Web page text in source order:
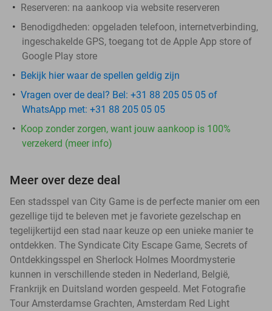
Reserveren: na aankoop via website reserveren
Benodigdheden: opgeladen telefoon, internetverbinding,
ingeschakelde GPS, toegang tot de Apple App store of
Google Play store
Bekijk hier waar de spellen geldig zijn
Vragen over de deal? Bel: +31 88 205 05 05 of
WhatsApp met: +31 88 205 05 05
Koop zonder zorgen, want jouw aankoop is 100%
verzekerd (meer info)
Meer over deze deal
Een stadsspel van City Game is de perfecte manier om een
gezellige tijd te beleven met je favoriete gezelschap en
tegelijkertijd een stad naar keuze op een unieke manier te
ontdekken. The Syndicate City Escape Game, Secrets of
Ontdekkingsspel en Sherlock Holmes Moordmysterie
kunnen in verschillende steden in Nederland, België,
Frankrijk en Duitsland worden gespeeld. Met Fotografie
Tour Amsterdamse Grachten, Amsterdam Red Light